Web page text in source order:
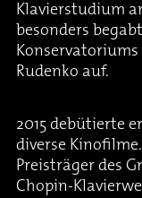
Klavierstudium
besonders
Konservatoriums
Rudenko auf.
2015 debütierte
diverse
Preisträger des
Chopin-